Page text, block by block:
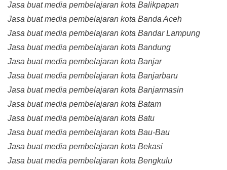
Jasa buat media pembelajaran kota Balikpapan
Jasa buat media pembelajaran kota Banda Aceh
Jasa buat media pembelajaran kota Bandar Lampung
Jasa buat media pembelajaran kota Bandung
Jasa buat media pembelajaran kota Banjar
Jasa buat media pembelajaran kota Banjarbaru
Jasa buat media pembelajaran kota Banjarmasin
Jasa buat media pembelajaran kota Batam
Jasa buat media pembelajaran kota Batu
Jasa buat media pembelajaran kota Bau-Bau
Jasa buat media pembelajaran kota Bekasi
Jasa buat media pembelajaran kota Bengkulu